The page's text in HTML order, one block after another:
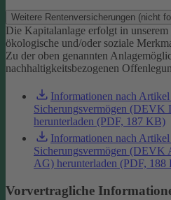
Weitere Rentenversicherungen (nicht
Die Kapitalanlage erfolgt in
ökologische und/oder soziale
Zu der oben genannten
nachhaltigkeitsbezogenen
Informationen nach
Sicherungsvermögen (DEVK
herunterladen (PDF, 187 KB)
Informationen nach
Sicherungsvermögen (DEVK
AG) herunterladen (PDF, 188
Vorvertragliche